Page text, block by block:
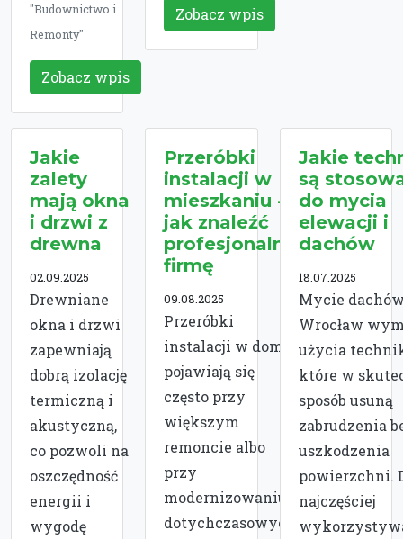
"Budownictwo i
Remonty"
Zobacz wpis
Zobacz wpis
Jakie
zalety
mają okna
i drzwi z
drewna
02.09.2025
Drewniane
okna i drzwi
zapewniają
dobrą izolację
termiczną i
akustyczną,
co pozwoli na
oszczędność
energii i
wygodę
Przeróbki
instalacji w
mieszkaniu -
jak znaleźć
profesjonalną
firmę
09.08.2025
Przeróbki
instalacji w domu
pojawiają się
często przy
większym
remoncie albo
przy
modernizowaniu
dotychczasowych
Jakie
są
do mycia
elewacji i
dachów
18.07.2025
Mycie
Wrocław
użycia
które w
sposób usuną
zabrudzenia
uszkodzenia
powierzchni.
najczęściej